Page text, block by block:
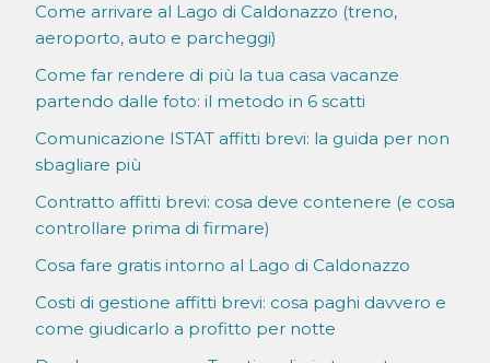
Come arrivare al Lago di Caldonazzo (treno,
aeroporto, auto e parcheggi)
Come far rendere di più la tua casa vacanze
partendo dalle foto: il metodo in 6 scatti
Comunicazione ISTAT affitti brevi: la guida per non
sbagliare più
Contratto affitti brevi: cosa deve contenere (e cosa
controllare prima di firmare)
Cosa fare gratis intorno al Lago di Caldonazzo
Costi di gestione affitti brevi: cosa paghi davvero e
come giudicarlo a profitto per notte